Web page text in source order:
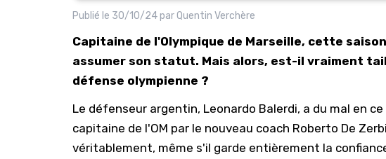
Publié le 30/10/24parQuentin Verchère
Capitaine de l'Olympique de Marseille, cette
assumer son statut. Mais alors, est-il vraiment
défense olympienne ?
Le défenseur argentin, Leonardo Balerdi, a du mal en
capitaine de l'OM par le nouveau coach Roberto De
véritablement, même s'il garde entièrement la